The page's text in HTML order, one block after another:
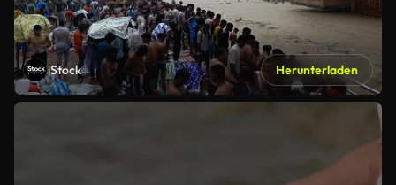
iStock Herunterladen